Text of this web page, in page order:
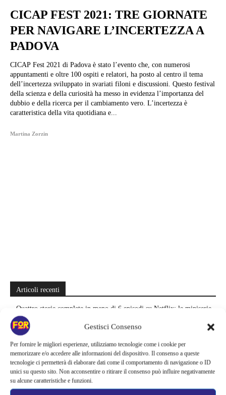
Gestisci Consenso
Per fornire le migliori esperienze, utilizziamo tecnologie come i cookie per
memorizzare e/o accedere alle informazioni del dispositivo. Il consenso a queste
tecnologie ci permetterà di elaborare dati come il comportamento di navigazione o ID
unici su questo sito. Non acconsentire o ritirare il consenso può influire negativamente
su alcune caratteristiche e funzioni.
CICAP FEST 2021: TRE GIORNATE
PER NAVIGARE L’INCERTEZZA A
PADOVA
CICAP Fest 2021 di Padova è stato l’evento che, con numerosi
appuntamenti e oltre 100 ospiti e relatori, ha posto al centro il tema
dell’incertezza sviluppato in svariati filoni e discussioni. Questo festival
della scienza e della curiosità ha messo in evidenza l’importanza del
dubbio e della ricerca per il cambiamento vero. L’incertezza è
caratteristica della vita quotidiana e...
Martina Zorzin
Articoli recenti
Quattro storie complete in meno di 6 episodi su Netflix: le miniserie
da divorare che lasciano il segno
Zombie e sentimenti invadono Prime Video | Una coppia deve
attraversare Seoul durante l’apocalisse: il K-drama da recuperare
Sei stagioni di guerre e complotti nello spazio | Su Prime Video si
nasconde una grande epopea sci-fi: la saga salvata appena in tempo